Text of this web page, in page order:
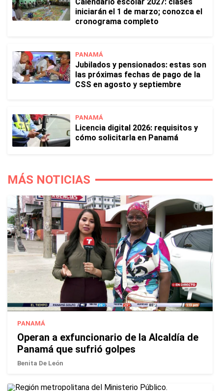
iniciarán el 1 de marzo; conozca el
cronograma completo
PANAMÁ
Jubilados y pensionados: estas son
las próximas fechas de pago de la
CSS en agosto y septiembre
PANAMÁ
Licencia digital 2026: requisitos y
cómo solicitarla en Panamá
MÁS NOTICIAS
PANAMÁ
Operan a exfuncionario de la Alcaldía de
Panamá que sufrió golpes
Benita De León